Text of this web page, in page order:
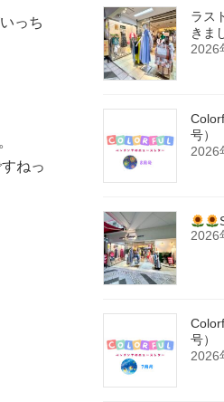
っち
。
ねっ
ラス
きま
2026
号）
2026
2026
号）
2026